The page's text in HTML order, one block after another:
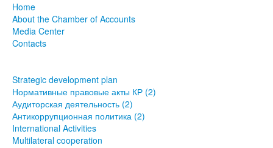
Home
About the Chamber of Accounts
Media Center
Contacts
Strategic development plan
Нормативные правовые акты КР (2)
Аудиторская деятельность (2)
Антикоррупционная политика (2)
International Activities
Multilateral cooperation